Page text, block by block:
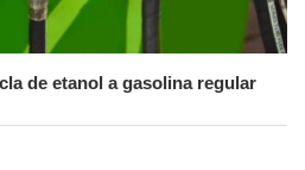
de etanol a gasolina regular